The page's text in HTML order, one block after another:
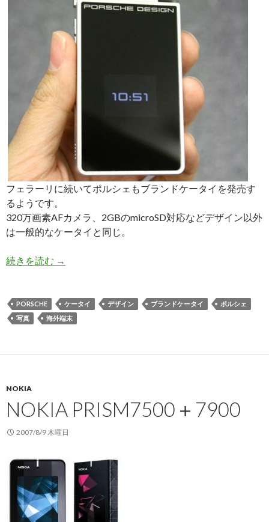
フェラーリに続いてポルシェもブランドケータイを発売す
るようです。
320万画素AFカメラ、2GBのmicroSD対応などデザイン以外
は一般的なケータイと同じ。
続きを読む ポ
ェ
も
→
PORSCHE ケータイ デザイン ブランドケータイ
ポルシェ
写真
海外端末
NOKIA
NOKIA PRISM7500＋7900
2007/8/9 木曜日